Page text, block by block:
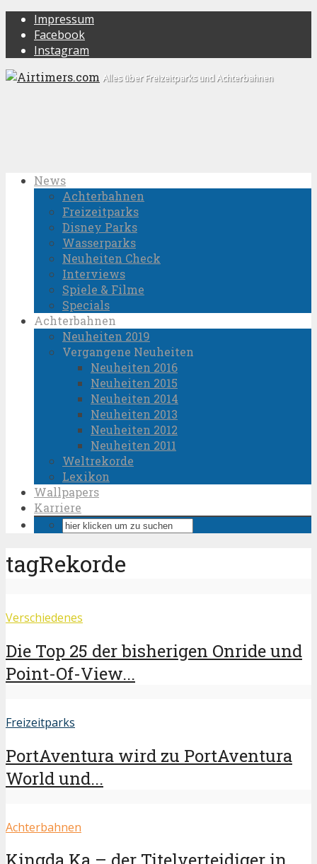
Impressum
Facebook
Instagram
Alles über Freizeitparks und Achterbahnen
News
Achterbahnen
Freizeitparks
Disney Parks
Wasserparks
Neuheiten Check
Interviews
Spiele & Filme
Specials
Achterbahnen
Neuheiten 2019
Vergangene Neuheiten
Neuheiten 2016
Neuheiten 2015
Neuheiten 2014
Neuheiten 2013
Neuheiten 2012
Neuheiten 2011
Weltrekorde
Lexikon
Wallpapers
Karriere
tagRekorde
Verschiedenes
Die Top 25 der bisherigen Onride und
Point-Of-View...
Freizeitparks
PortAventura wird zu PortAventura
World und...
Achterbahnen